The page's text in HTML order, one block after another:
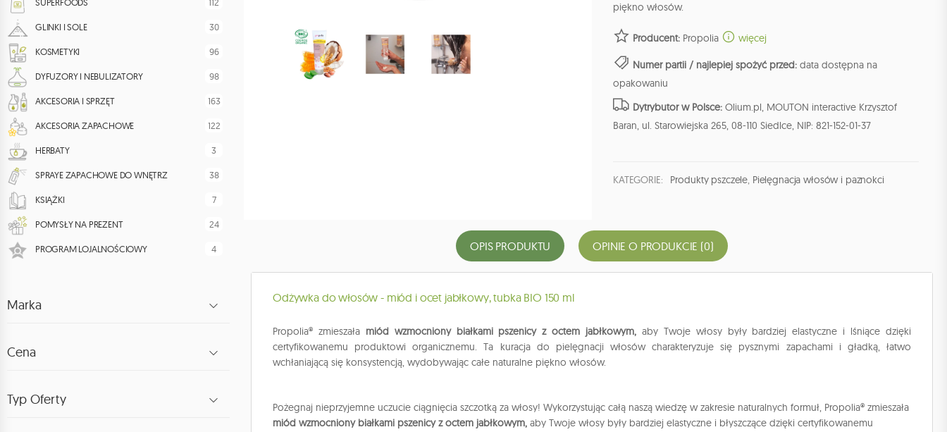
SUPERFOODS
GLINKI I SOLE 30
KOSMETYKI 96
DYFUZORY I NEBULIZATORY 98
AKCESORIA I SPRZĘT 163
AKCESORIA ZAPACHOWE 122
HERBATY 3
SPRAYE ZAPACHOWE DO WNĘTRZ 38
KSIĄŻKI 7
POMYSŁY NA PREZENT 24
PROGRAM LOJALNOŚCIOWY 4
Marka
Cena
Typ Oferty
piękno włosów.
Producent: Propolia więcej
Numer partii / najlepiej spożyć przed: data dostępna na
opakowaniu
Dytrybutor w Polsce: Olium.pl, MOUTON interactive Krzysztof
Baran, ul. Starowiejska 265, 08-110 Siedlce, NIP: 821-152-01-37
KATEGORIE: Produkty pszczele, Pielęgnacja włosów i paznokci
OPIS PRODUKTU OPINIE O PRODUKCIE (0)
Odżywka do włosów - miód i ocet jabłkowy, tubka BIO 150 ml
Propolia® zmieszała miód wzmocniony białkami pszenicy z octem jabłkowym, aby Twoje włosy były bardziej elastyczne i lśniące dzięki
certyfikowanemu produktowi organicznemu. Ta kuracja do pielęgnacji włosów charakteryzuje się pysznymi zapachami i gładką, łatwo
wchłaniającą się konsystencją, wydobywając całe naturalne piękno włosów.
Pożegnaj nieprzyjemne uczucie ciągnięcia szczotką za włosy! Wykorzystując całą naszą wiedzę w zakresie naturalnych formuł, Propolia® zmieszała
miód wzmocniony białkami pszenicy z octem jabłkowym, aby Twoje włosy były bardziej elastyczne i błyszczące dzięki certyfikowanemu